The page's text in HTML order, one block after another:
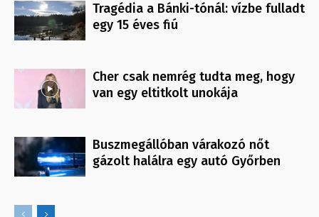
Tragédia a Bánki-tónál: vízbe fulladt
egy 15 éves fiú
Cher csak nemrég tudta meg, hogy
van egy eltitkolt unokája
Buszmegállóban várakozó nőt
gázolt halálra egy autó Győrben